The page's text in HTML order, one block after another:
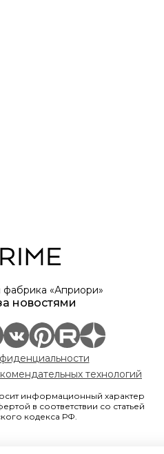
«Априори»
новостями
технологий
информационный характер
в соответствии со статьей
кодекса РФ.